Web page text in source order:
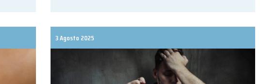
3 Agosto 2025